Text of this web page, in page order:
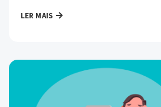
LER MAIS